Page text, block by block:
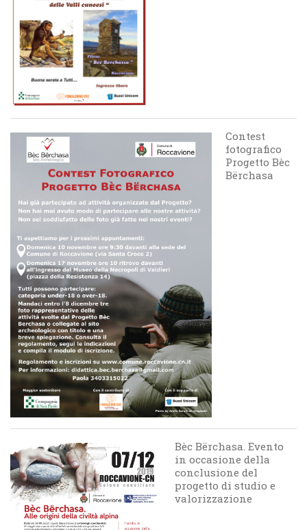
Contest
fotografico
Progetto Bèc
Bërchasa
Bèc Bërchasa. Evento
in occasione della
conclusione del
progetto di studio e
valorizzazione